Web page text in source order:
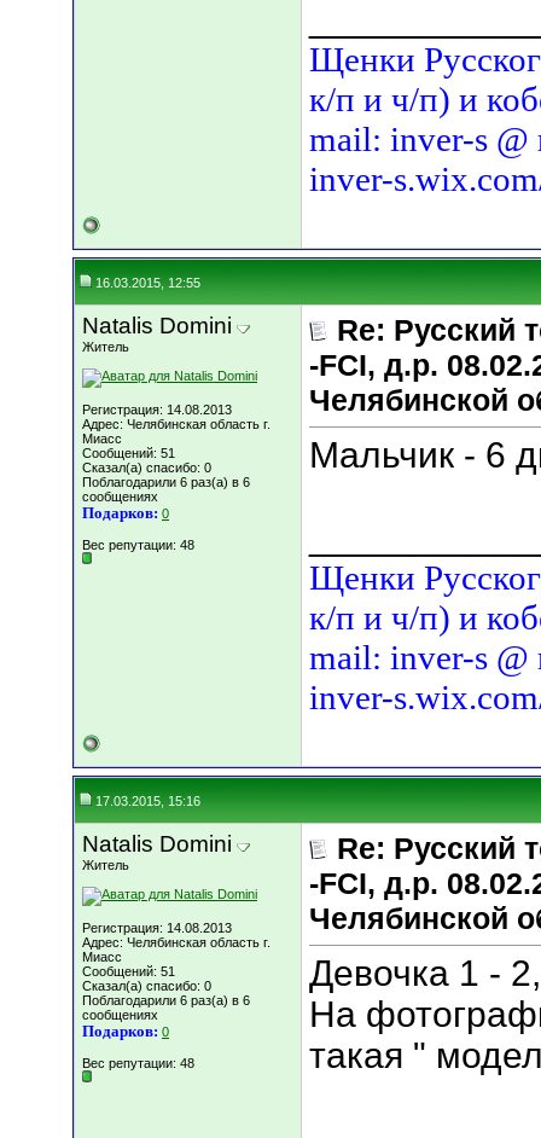
Щенки
к/п и ч/п) и
mail: inver-s @
inver-
16.03.2015, 12:55
Natalis Domini
Житель
Регистрация: 14.08.2013
Адрес: Челябинская область г.
Миасс
Сообщений: 51
Сказал(а) спасибо: 0
Поблагодарили 6 раз(а) в 6
сообщениях
Подарков: 0
Вес репутации: 48
Re: Русский
-FCI, д.р.
Челябинской
Мальчик - 6
Щенки
к/п и ч/п) и
mail: inver-s @
inver-
17.03.2015, 15:16
Natalis Domini
Житель
Регистрация: 14.08.2013
Адрес: Челябинская область г.
Миасс
Сообщений: 51
Сказал(а) спасибо: 0
Поблагодарили 6 раз(а) в 6
сообщениях
Подарков: 0
Вес репутации: 48
Re: Русский
-FCI, д.р.
Челябинской
Девочка 1 -
На
такая "